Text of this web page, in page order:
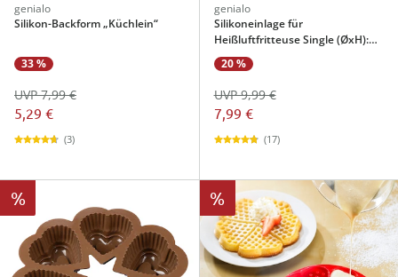
genialo
Silikon-Backform „Küchlein“
33 %
5,29 €
UVP 7,99 €
(3)
genialo
Silikoneinlage für
Heißluftfritteuse Single (ØxH):
16x6 cm
20 %
7,99 €
UVP 9,99 €
(17)
% %